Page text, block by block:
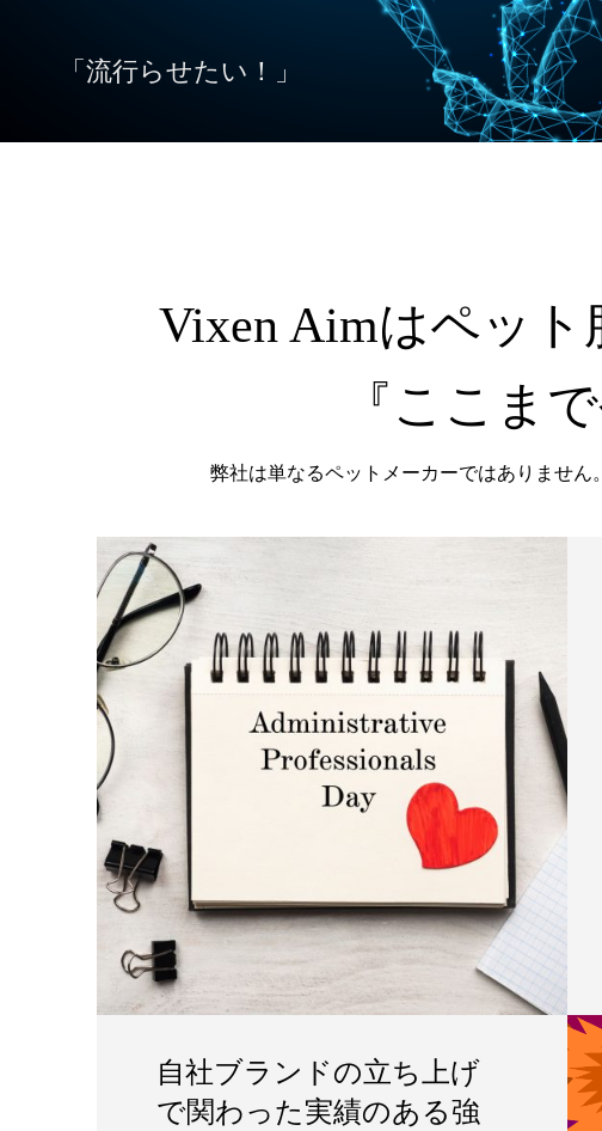
「流行らせたい！」
Vixen Aimはペッ
『ここま
弊社は単なるペットメーカーではありません
自社ブランドの立ち上げ
で関わった実績のある強